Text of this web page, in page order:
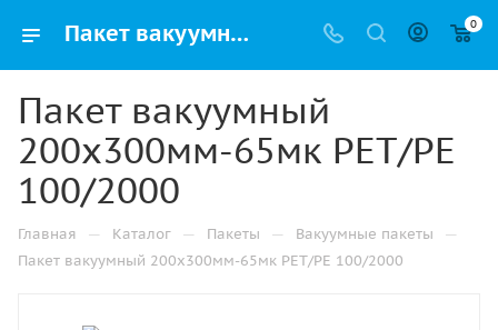
Пакет вакуумный 200х300мм-65мк РЕТ/РЕ 100/2000 купить в Альметьевске с доставкой оптом и в розницу 0
Пакет вакуумный
200х300мм-65мк РЕТ/РЕ
100/2000
Главная — Каталог — Пакеты — Вакуумные пакеты —
Пакет вакуумный 200х300мм-65мк РЕТ/РЕ 100/2000